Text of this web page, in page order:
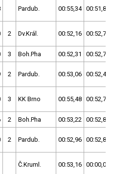
Pardub. 00:55,34 00:51,86
2 Dv.Král. 00:52,16 00:52,74
3 Boh.Pha 00:52,31 00:52,72
2 Pardub. 00:53,06 00:52,44
3 KK Brno 00:55,48 00:52,73
2 Boh.Pha 00:53,22 00:52,80
2 Pardub. 00:52,96 00:52,86
Č.Kruml. 00:53,16 00:00,00